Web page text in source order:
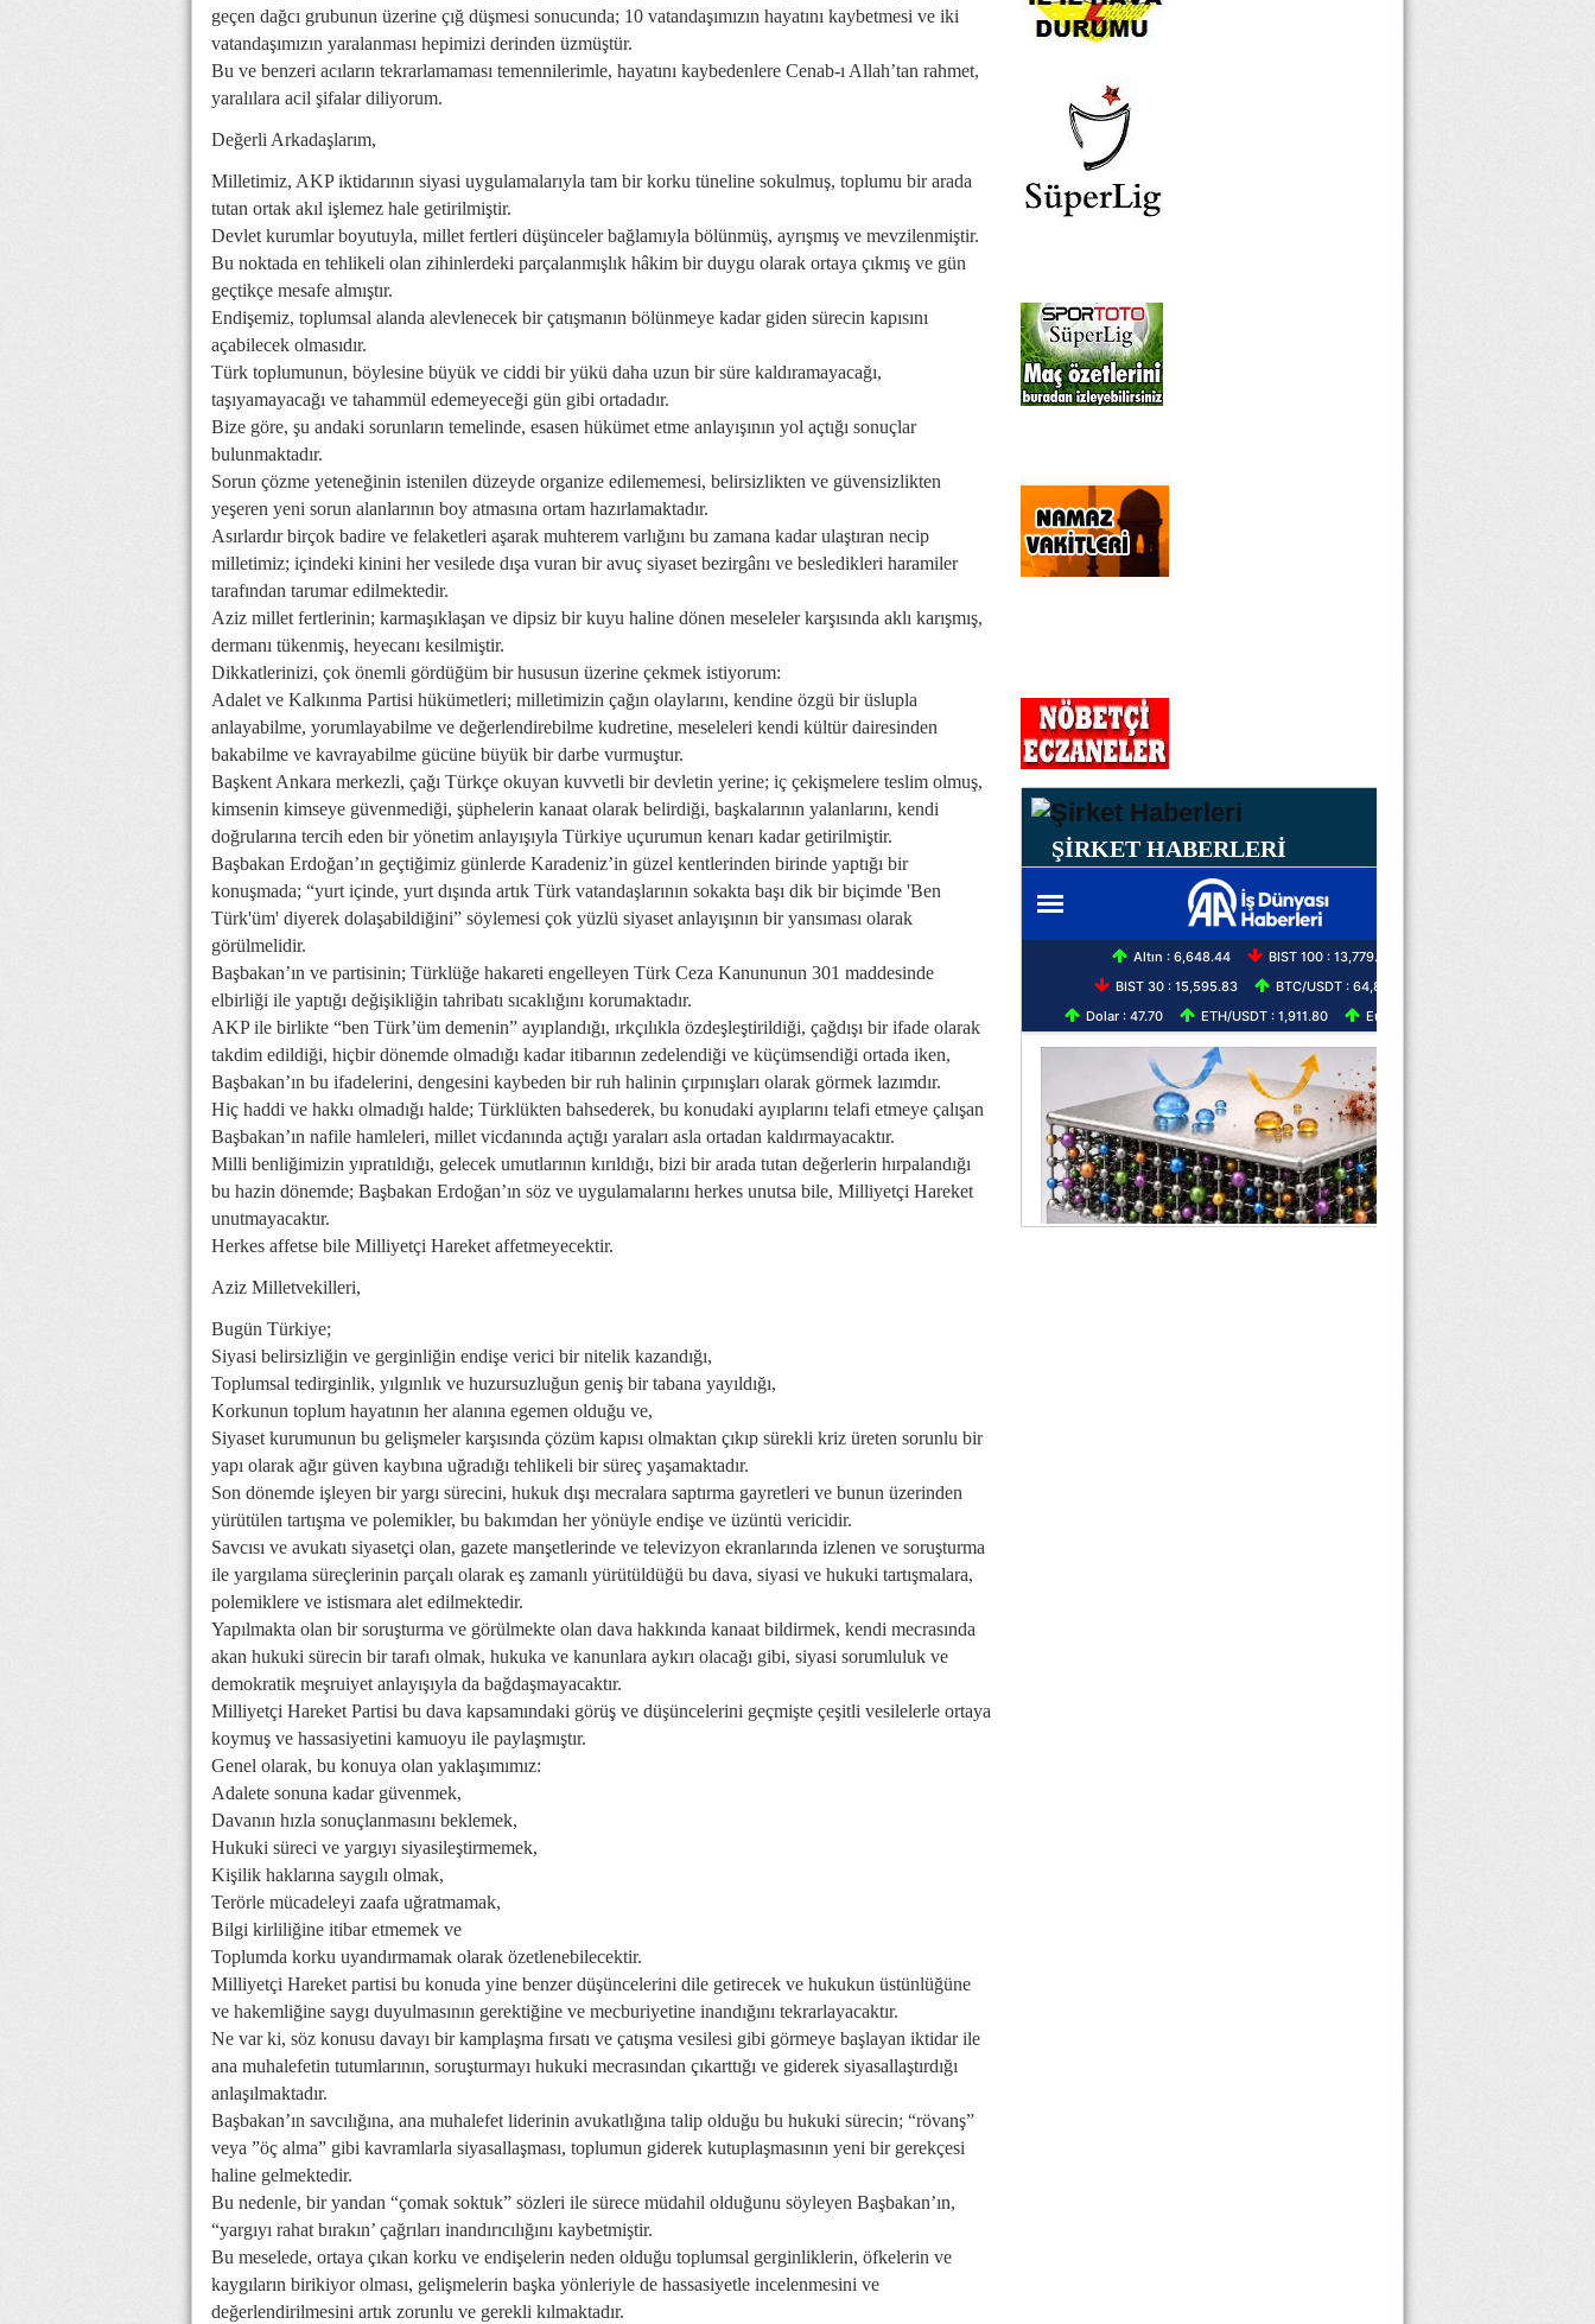
geçen dağcı grubunun üzerine çığ düşmesi sonucunda; 10 vatandaşımızın hayatını kaybetmesi ve iki
vatandaşımızın yaralanması hepimizi derinden üzmüştür.
Bu ve benzeri acıların tekrarlamaması temennilerimle, hayatını kaybedenlere Cenab-ı Allah’tan rahmet,
yaralılara acil şifalar diliyorum.
Değerli Arkadaşlarım,
Milletimiz, AKP iktidarının siyasi uygulamalarıyla tam bir korku tüneline sokulmuş, toplumu bir arada
tutan ortak akıl işlemez hale getirilmiştir.
Devlet kurumlar boyutuyla, millet fertleri düşünceler bağlamıyla bölünmüş, ayrışmış ve mevzilenmiştir.
Bu noktada en tehlikeli olan zihinlerdeki parçalanmışlık hâkim bir duygu olarak ortaya çıkmış ve gün
geçtikçe mesafe almıştır.
Endişemiz, toplumsal alanda alevlenecek bir çatışmanın bölünmeye kadar giden sürecin kapısını
açabilecek olmasıdır.
Türk toplumunun, böylesine büyük ve ciddi bir yükü daha uzun bir süre kaldıramayacağı,
taşıyamayacağı ve tahammül edemeyeceği gün gibi ortadadır.
Bize göre, şu andaki sorunların temelinde, esasen hükümet etme anlayışının yol açtığı sonuçlar
bulunmaktadır.
Sorun çözme yeteneğinin istenilen düzeyde organize edilememesi, belirsizlikten ve güvensizlikten
yeşeren yeni sorun alanlarının boy atmasına ortam hazırlamaktadır.
Asırlardır birçok badire ve felaketleri aşarak muhterem varlığını bu zamana kadar ulaştıran necip
milletimiz; içindeki kinini her vesilede dışa vuran bir avuç siyaset bezirgânı ve besledikleri haramiler
tarafından tarumar edilmektedir.
Aziz millet fertlerinin; karmaşıklaşan ve dipsiz bir kuyu haline dönen meseleler karşısında aklı karışmış,
dermanı tükenmiş, heyecanı kesilmiştir.
Dikkatlerinizi, çok önemli gördüğüm bir hususun üzerine çekmek istiyorum:
Adalet ve Kalkınma Partisi hükümetleri; milletimizin çağın olaylarını, kendine özgü bir üslupla
anlayabilme, yorumlayabilme ve değerlendirebilme kudretine, meseleleri kendi kültür dairesinden
bakabilme ve kavrayabilme gücüne büyük bir darbe vurmuştur.
Başkent Ankara merkezli, çağı Türkçe okuyan kuvvetli bir devletin yerine; iç çekişmelere teslim olmuş,
kimsenin kimseye güvenmediği, şüphelerin kanaat olarak belirdiği, başkalarının yalanlarını, kendi
doğrularına tercih eden bir yönetim anlayışıyla Türkiye uçurumun kenarı kadar getirilmiştir.
Başbakan Erdoğan’ın geçtiğimiz günlerde Karadeniz’in güzel kentlerinden birinde yaptığı bir
konuşmada; “yurt içinde, yurt dışında artık Türk vatandaşlarının sokakta başı dik bir biçimde 'Ben
Türk'üm' diyerek dolaşabildiğini” söylemesi çok yüzlü siyaset anlayışının bir yansıması olarak
görülmelidir.
Başbakan’ın ve partisinin; Türklüğe hakareti engelleyen Türk Ceza Kanununun 301 maddesinde
elbirliği ile yaptığı değişikliğin tahribatı sıcaklığını korumaktadır.
AKP ile birlikte “ben Türk’üm demenin” ayıplandığı, ırkçılıkla özdeşleştirildiği, çağdışı bir ifade olarak
takdim edildiği, hiçbir dönemde olmadığı kadar itibarının zedelendiği ve küçümsendiği ortada iken,
Başbakan’ın bu ifadelerini, dengesini kaybeden bir ruh halinin çırpınışları olarak görmek lazımdır.
Hiç haddi ve hakkı olmadığı halde; Türklükten bahsederek, bu konudaki ayıplarını telafi etmeye çalışan
Başbakan’ın nafile hamleleri, millet vicdanında açtığı yaraları asla ortadan kaldırmayacaktır.
Milli benliğimizin yıpratıldığı, gelecek umutlarının kırıldığı, bizi bir arada tutan değerlerin hırpalandığı
bu hazin dönemde; Başbakan Erdoğan’ın söz ve uygulamalarını herkes unutsa bile, Milliyetçi Hareket
unutmayacaktır.
Herkes affetse bile Milliyetçi Hareket affetmeyecektir.
Aziz Milletvekilleri,
Bugün Türkiye;
Siyasi belirsizliğin ve gerginliğin endişe verici bir nitelik kazandığı,
Toplumsal tedirginlik, yılgınlık ve huzursuzluğun geniş bir tabana yayıldığı,
Korkunun toplum hayatının her alanına egemen olduğu ve,
Siyaset kurumunun bu gelişmeler karşısında çözüm kapısı olmaktan çıkıp sürekli kriz üreten sorunlu bir
yapı olarak ağır güven kaybına uğradığı tehlikeli bir süreç yaşamaktadır.
Son dönemde işleyen bir yargı sürecini, hukuk dışı mecralara saptırma gayretleri ve bunun üzerinden
yürütülen tartışma ve polemikler, bu bakımdan her yönüyle endişe ve üzüntü vericidir.
Savcısı ve avukatı siyasetçi olan, gazete manşetlerinde ve televizyon ekranlarında izlenen ve soruşturma
ile yargılama süreçlerinin parçalı olarak eş zamanlı yürütüldüğü bu dava, siyasi ve hukuki tartışmalara,
polemiklere ve istismara alet edilmektedir.
Yapılmakta olan bir soruşturma ve görülmekte olan dava hakkında kanaat bildirmek, kendi mecrasında
akan hukuki sürecin bir tarafı olmak, hukuka ve kanunlara aykırı olacağı gibi, siyasi sorumluluk ve
demokratik meşruiyet anlayışıyla da bağdaşmayacaktır.
Milliyetçi Hareket Partisi bu dava kapsamındaki görüş ve düşüncelerini geçmişte çeşitli vesilelerle ortaya
koymuş ve hassasiyetini kamuoyu ile paylaşmıştır.
Genel olarak, bu konuya olan yaklaşımımız:
Adalete sonuna kadar güvenmek,
Davanın hızla sonuçlanmasını beklemek,
Hukuki süreci ve yargıyı siyasileştirmemek,
Kişilik haklarına saygılı olmak,
Terörle mücadeleyi zaafa uğratmamak,
Bilgi kirliliğine itibar etmemek ve
Toplumda korku uyandırmamak olarak özetlenebilecektir.
Milliyetçi Hareket partisi bu konuda yine benzer düşüncelerini dile getirecek ve hukukun üstünlüğüne
ve hakemliğine saygı duyulmasının gerektiğine ve mecburiyetine inandığını tekrarlayacaktır.
Ne var ki, söz konusu davayı bir kamplaşma fırsatı ve çatışma vesilesi gibi görmeye başlayan iktidar ile
ana muhalefetin tutumlarının, soruşturmayı hukuki mecrasından çıkarttığı ve giderek siyasallaştırdığı
anlaşılmaktadır.
Başbakan’ın savcılığına, ana muhalefet liderinin avukatlığına talip olduğu bu hukuki sürecin; “rövanş”
veya ”öç alma” gibi kavramlarla siyasallaşması, toplumun giderek kutuplaşmasının yeni bir gerekçesi
haline gelmektedir.
Bu nedenle, bir yandan “çomak soktuk” sözleri ile sürece müdahil olduğunu söyleyen Başbakan’ın,
“yargıyı rahat bırakın’ çağrıları inandırıcılığını kaybetmiştir.
Bu meselede, ortaya çıkan korku ve endişelerin neden olduğu toplumsal gerginliklerin, öfkelerin ve
kaygıların birikiyor olması, gelişmelerin başka yönleriyle de hassasiyetle incelenmesini ve
değerlendirilmesini artık zorunlu ve gerekli kılmaktadır.
ŞİRKET HABERLERİ